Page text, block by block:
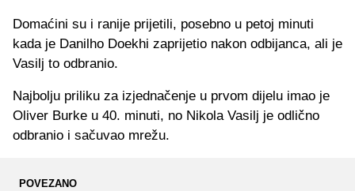
Domaćini su i ranije prijetili, posebno u petoj minuti
kada je Danilho Doekhi zaprijetio nakon odbijanca, ali je
Vasilj to odbranio.
Najbolju priliku za izjednačenje u prvom dijelu imao je
Oliver Burke u 40. minuti, no Nikola Vasilj je odlično
odbranio i sačuvao mrežu.
POVEZANO